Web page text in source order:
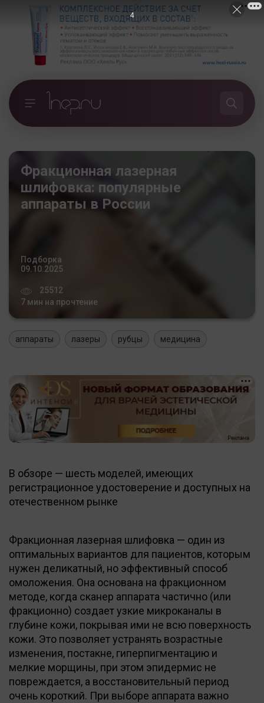
Фракционная лазерная
шлифовка: популярные
аппараты в России
Подборка
09.10.2025
25512
7 мин на прочтение
аппараты лазеры рубцы медицина
В обзоре — шесть моделей, имеющих
регистрационное удостоверение и доступных на
отечественном рынке
Фракционная лазерная шлифовка — один из
оптимальных вариантов для пациентов, которым
нужен деликатный, но эффективный способ
омоложения. Она основана на фракционном
методе, когда сканер аппарата частично (или
фракционно) создает узкие микроканалы в
глубине кожи, покрывая ими не всю поверхность
кожи. Это позволяет устранять возрастные
изменения, постакне, гиперпигментацию и
мелкие морщины, при этом эпидермис не
повреждается, а восстановительный период
очень короткий. При выборе аппарата важно
3